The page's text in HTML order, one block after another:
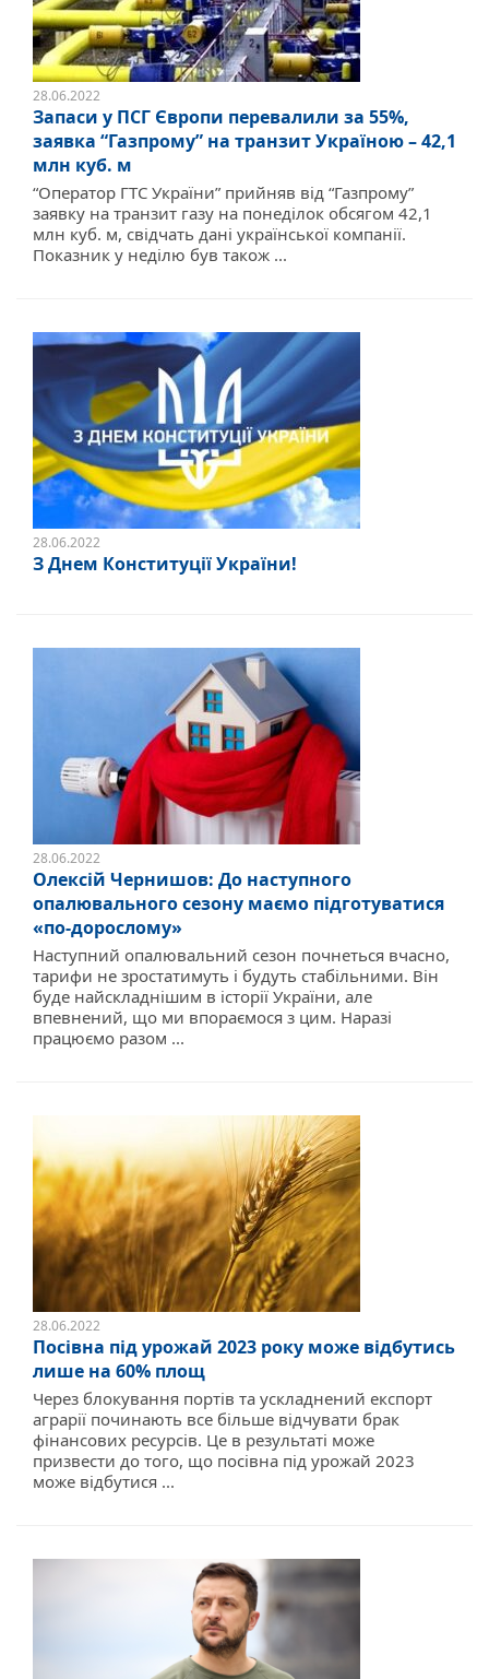
28.06.2022
Запаси у ПСГ Європи перевалили за 55%,
заявка “Газпрому” на транзит Україною – 42,1
млн куб. м
“Оператор ГТС України” прийняв від “Газпрому”
заявку на транзит газу на понеділок обсягом 42,1
млн куб. м, свідчать дані української компанії.
Показник у неділю був також ...
28.06.2022
З Днем Конституції України!
28.06.2022
Олексій Чернишов: До наступного
опалювального сезону маємо підготуватися
«по-дорослому»
Наступний опалювальний сезон почнеться вчасно,
тарифи не зростатимуть і будуть стабільними. Він
буде найскладнішим в історії України, але
впевнений, що ми впораємося з цим. Наразі
працюємо разом ...
28.06.2022
Посівна під урожай 2023 року може відбутись
лише на 60% площ
Через блокування портів та ускладнений експорт
аграрії починають все більше відчувати брак
фінансових ресурсів. Це в результаті може
призвести до того, що посівна під урожай 2023
може відбутися ...